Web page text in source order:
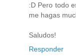
:D Pero todo
me hagas
Saludos!
Responder